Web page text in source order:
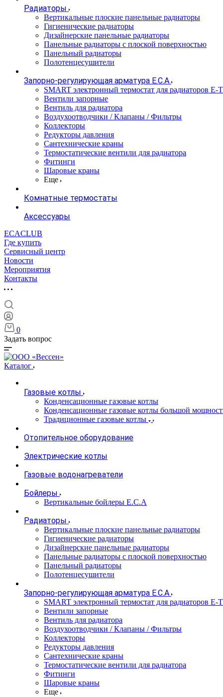
Радиаторы
Вертикальные плоские панельные радиаторы
Гигиенические радиаторы
Дизайнерские панельные радиаторы
Панельные радиаторы с плоской поверхностью
Панельный радиаторы
Полотенцесушители
Запорно-регулирующая арматура E.C.A
SMART электронный термостат для радиаторов E-
Вентили запорные
Вентиль для радиатора
Воздухоотводчики / Клапаны / Фильтры
Коллекторы
Редукторы давления
Сантехнические краны
Термостатические вентили для радиатора
Фитинги
Шаровые краны
Еще
Комнатные термостаты
Аксессуары
ECACLUB
Где купить
Сервисный центр
Новости
Мероприятия
Контакты
0
Задать вопрос
Каталог
Газовые котлы
Конденсационные газовые котлы
Конденсационные газовые котлы большой
Традиционные газовые котлы
Отопительное оборудование
Электрические котлы
Газовые водонагреватели
Бойлеры
Вертикальные бойлеры E.C.A
Радиаторы
Вертикальные плоские панельные радиаторы
Гигиенические радиаторы
Дизайнерские панельные радиаторы
Панельные радиаторы с плоской поверхностью
Панельный радиаторы
Полотенцесушители
Запорно-регулирующая арматура E.C.A
SMART электронный термостат для радиаторов E-
Вентили запорные
Вентиль для радиатора
Воздухоотводчики / Клапаны / Фильтры
Коллекторы
Редукторы давления
Сантехнические краны
Термостатические вентили для радиатора
Фитинги
Шаровые краны
Еще